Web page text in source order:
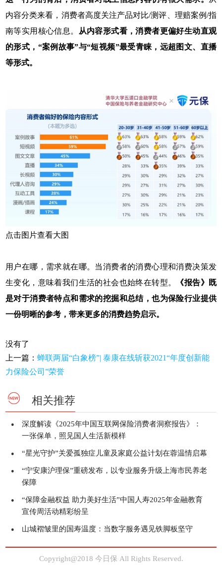
内容分类来看，消费者高度关注产品对比/测评、理赔案例/指
南等实用核心信息。
从内容形式看，消费者更偏好生动直观
的形式，“案例故事”与“短视频”最受青睐，远超图文、直播
等形式。
点击图片查看大图
用户在哪，需求就在哪。当消费者的消费心理和消费决策发
生变化，意味着我们生活的社会也始终在转型。
《报告》既
是对于消费者特点和需求的挖掘和总结，也为保险行业提供
一份明晰的参考，带来更多的消费趋势启示。
没有了
上一篇：蝉联两届“白象榜”| 泰康在线斩获2021“年度创新能
力保险公司”荣誉
相关推荐
●
深度解读《2025年中国互联网保险消费者洞察报告》：
一张保单，照见国人生活新模样
● “星光守护”关爱孤独症儿童及家庭公益计划在蓉温情启幕
●
“宁安康沪理保”重磅发布，以专业服务升级上海市民养老
保障
●
“保障金融权益 助力美好生活”中国人寿2025年金融教育
宣传周活动精彩纷呈
● 山城褶皱里的国寿温度：当数字服务遇见铁脚板坚守
Copyright@2018 今日保 All Rights Reserved.